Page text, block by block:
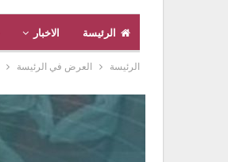
الرئيسة الاخبار
الرئيسة العرض في الرئيسة